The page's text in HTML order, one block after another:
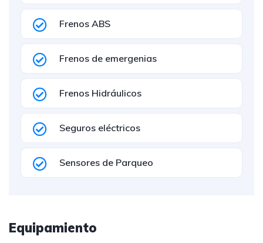
Frenos ABS
Frenos de emergenias
Frenos Hidráulicos
Seguros eléctricos
Sensores de Parqueo
Equipamiento